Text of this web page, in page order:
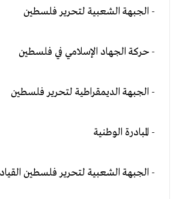
- الجبهة الشعبية لتحرير فلسطين
- حركة الجهاد الإسلامي في فلسطين
- الجبهة الديمقراطية لتحرير فلسطين
- المبادرة الوطنية
- الجبهة الشعبية لتحرير فلسطين